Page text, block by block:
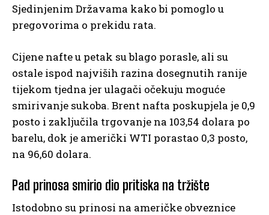
Sjedinjenim Državama kako bi pomoglo u
pregovorima o prekidu rata.
Cijene nafte u petak su blago porasle, ali su
ostale ispod najviših razina dosegnutih ranije
tijekom tjedna jer ulagači očekuju moguće
smirivanje sukoba. Brent nafta poskupjela je 0,9
posto i zaključila trgovanje na 103,54 dolara po
barelu, dok je američki WTI porastao 0,3 posto,
na 96,60 dolara.
Pad prinosa smirio dio pritiska na tržište
Istodobno su prinosi na američke obveznice